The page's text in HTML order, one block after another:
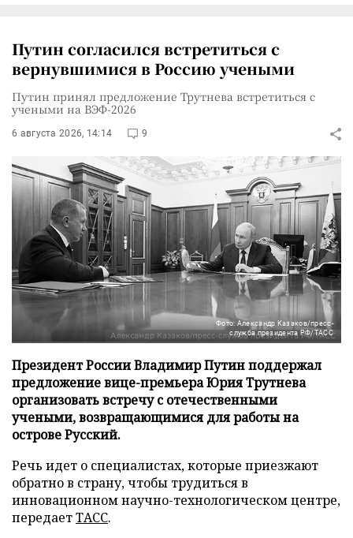
Путин согласился встретиться с
вернувшимися в Россию учеными
Путин принял предложение Трутнева встретиться с
учеными на ВЭФ-2026
6 августа 2026, 14:14 9
Фото: Александр Казаков/пресс-
служба президента РФ/ТАСС
Президент России Владимир Путин поддержал
предложение вице-премьера Юрия Трутнева
организовать встречу с отечественными
учеными, возвращающимися для работы на
острове Русский.
Речь идет о специалистах, которые приезжают
обратно в страну, чтобы трудиться в
инновационном научно-технологическом центре,
передаетТАСС.